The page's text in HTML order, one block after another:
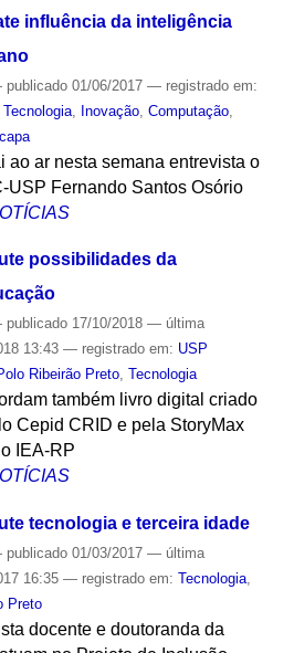
influência da inteligência
publicado01/06/2017 — registrado em:
Tecnologia, Inovação, Computação,
capa
ao ar nesta semana entrevista o
USP Fernando Santos Osório
possibilidades da
publicado17/10/2018 — última
13:43 — registrado em: USP
Ribeirão Preto, Tecnologia
também livro digital criado
Cepid CRID e pela StoryMax
IEA-RP
tecnologia e terceira idade
publicado01/03/2017 — última
16:35 — registrado em: Tecnologia,
Preto
docente e doutoranda da